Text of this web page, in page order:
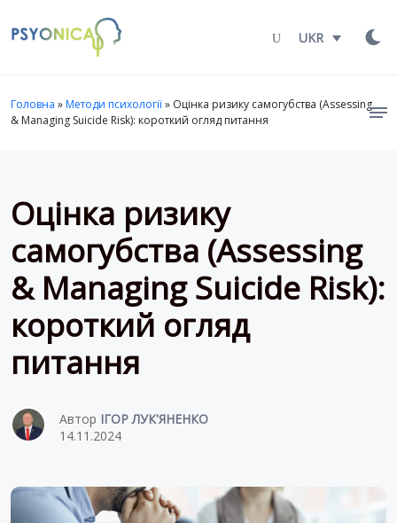
UKR
Головна » Методи психології» Оцінка ризику самогубства (Assessing
& Managing Suicide Risk): короткий огляд питання
Оцінка ризику
самогубства (Assessing
& Managing Suicide Risk):
короткий огляд
питання
Автор ІГОР ЛУК'ЯНЕНКО
14.11.2024